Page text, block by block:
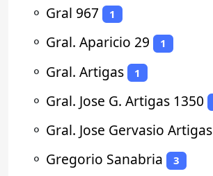
⚬ Gral 967 1
⚬ Gral. Aparicio 29 1
⚬ Gral. Artigas 1
⚬ Gral. Jose G. Artigas 1350
⚬ Gral. Jose Gervasio Artigas
⚬ Gregorio Sanabria 3